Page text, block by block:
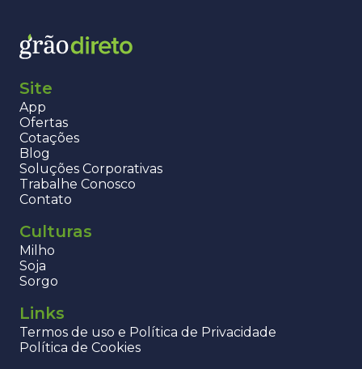
Site
App
Ofertas
Cotações
Blog
Soluções Corporativas
Trabalhe Conosco
Contato
Culturas
Milho
Soja
Sorgo
Links
Termos de uso e Política de Privacidade
Política de Cookies